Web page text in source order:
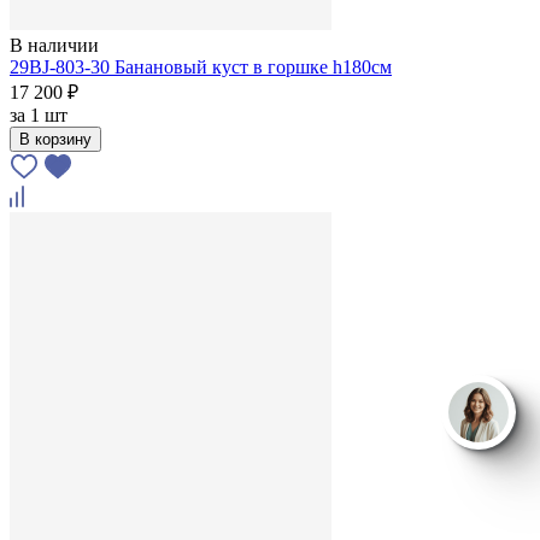
В наличии
29BJ-803-30 Банановый куст в горшке h180см
17 200 ₽
за 1 шт
В корзину